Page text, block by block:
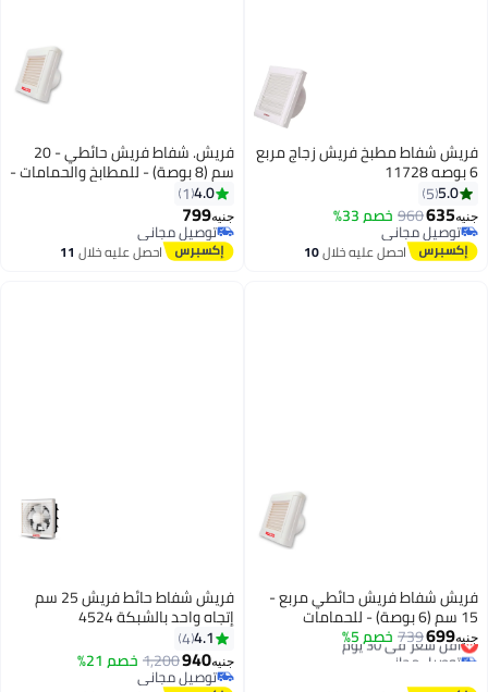
فريش شفاط مطبخ فريش زجاج مربع
6 بوصه 11728
5.0
5
جنيه635
960 خصم 33%
توصيل مجاني
توصيل مجانياحصل عليه خلال10
فريش. شفاط فريش حائطي - 20
سم (8 بوصة) - للمطابخ والحمامات -
بقوة شفط عالية - أبيض.
4.0
1
جنيه799
توصيل مجاني
توصيل مجانياحصل عليه خلال 11
فريش شفاط فريش حائطي مربع -
15 سم (6 بوصة) - للحمامات
والمطابخ - سهل التركيب - أبيض.
جنيه699
739 خصم 5%أقل سعر في 30 يوم
توصيل مجاني
أقل سعر في 30 يوم
فريش شفاط حائط فريش 25 سم
إتجاه واحد بالشبكة 4524
4.1
4
جنيه940
1,200خصم 21%
توصيل مجاني